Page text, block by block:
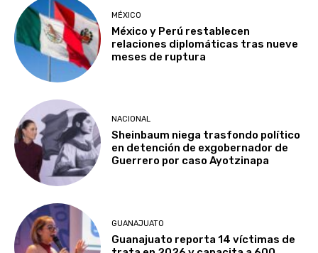
MÉXICO
México y Perú restablecen
relaciones diplomáticas tras nueve
meses de ruptura
NACIONAL
Sheinbaum niega trasfondo político
en detención de exgobernador de
Guerrero por caso Ayotzinapa
GUANAJUATO
Guanajuato reporta 14 víctimas de